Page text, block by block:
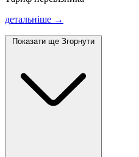
детальніше →
Показати ще Згорнути